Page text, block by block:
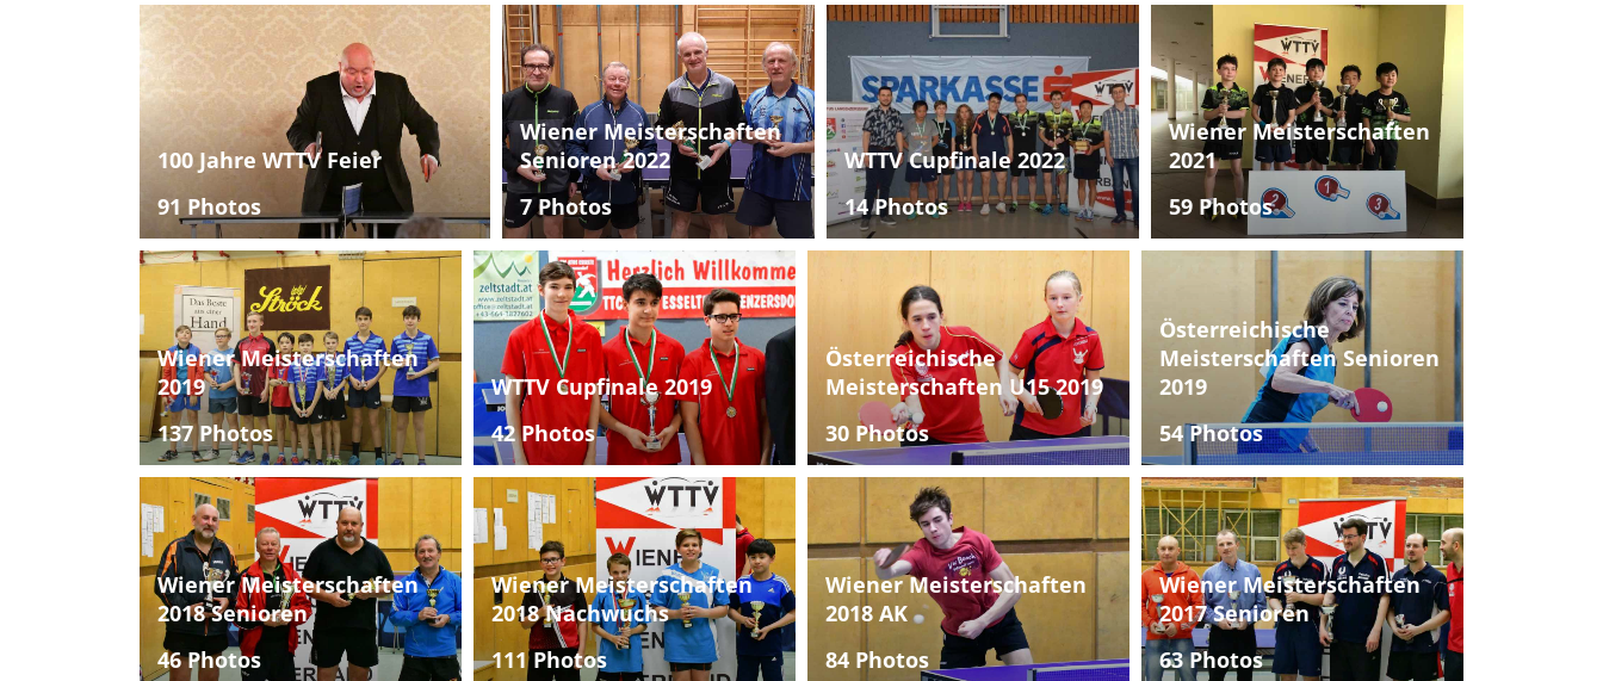
100 Jahre WTTV Feier
91 Photos
Wiener Meisterschaften
Senioren 2022
7 Photos
WTTV Cupfinale 2022
14 Photos
Wiener Meisterschaften
2021
59 Photos
Wiener Meisterschaften
2019
137 Photos
WTTV Cupfinale 2019
42 Photos
Österreichische
Meisterschaften U15 2019
30 Photos
Österreichische
Meisterschaften Senioren
2019
54 Photos
Wiener Meisterschaften
2018 Senioren
46 Photos
Wiener Meisterschaften
2018 Nachwuchs
111 Photos
Wiener Meisterschaften
2018 AK
84 Photos
Wiener Meisterschaften
2017 Senioren
63 Photos